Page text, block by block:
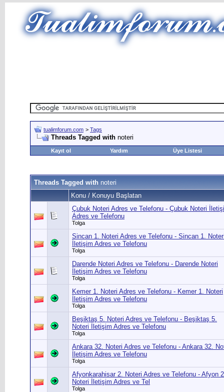
tualimforum.com > Tags
Threads Tagged with noteri
Kayıt ol Yardım Üye Listesi
Threads Tagged with noteri
Konu / Konuyu Başlatan
Çubuk Noteri Adres ve Telefonu - Çubuk Noteri
Adres ve Telefonu
Tolga
Sincan 1. Noteri Adres ve Telefonu - Sincan 1.
İletişim Adres ve Telefonu
Tolga
Darende Noteri Adres ve Telefonu - Darende Noteri
İletişim Adres ve Telefonu
Tolga
Kemer 1. Noteri Adres ve Telefonu - Kemer 1. Noteri
İletişim Adres ve Telefonu
Tolga
Beşiktaş 5. Noteri Adres ve Telefonu - Beşiktaş 5.
Noteri İletişim Adres ve Telefonu
Tolga
Ankara 32. Noteri Adres ve Telefonu - Ankara 32.
İletişim Adres ve Telefonu
Tolga
Afyonkarahisar 2. Noteri Adres ve Telefonu - Afyon
Noteri İletişim Adres ve Tel
Tolga